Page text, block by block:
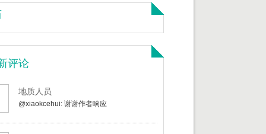
评论
地质人员
@xiaokcehui: 谢谢作者响应